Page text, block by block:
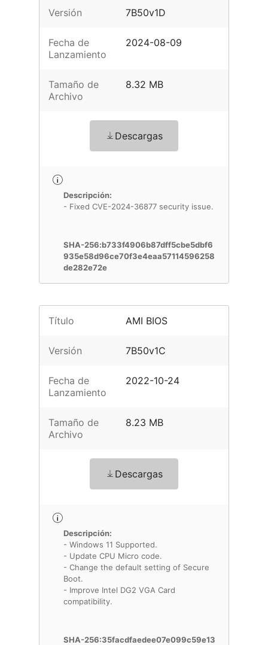
Versión 7B50v1D
Fecha de
Lanzamiento
2024-08-09
Tamaño de
Archivo
8.32 MB
Descargas
Descripción:
- Fixed CVE-2024-36877 security issue.
SHA-256:b733f4906b87dff5cbe5dbf6
935e58d96ce70f3e4eaa57114596258
de282e72e
Título AMI BIOS
Versión 7B50v1C
Fecha de
Lanzamiento
2022-10-24
Tamaño de
Archivo
8.23 MB
Descargas
Descripción:
- Windows 11 Supported.
- Update CPU Micro code.
- Change the default setting of Secure
Boot.
- Improve Intel DG2 VGA Card
compatibility.
SHA-256:35facdfaedee07e099c59e13